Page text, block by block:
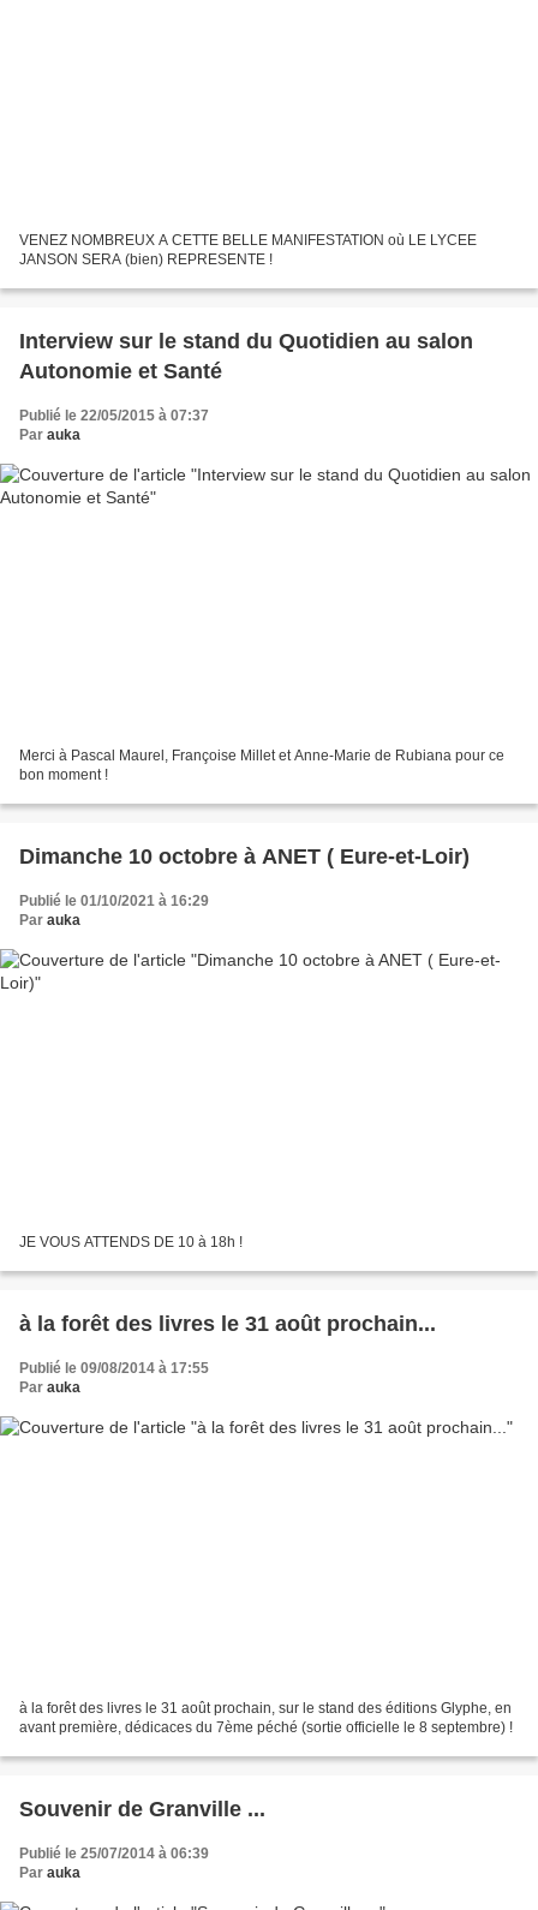
VENEZ NOMBREUX A CETTE BELLE MANIFESTATION où LE LYCEE
JANSON SERA (bien) REPRESENTE !
Interview sur le stand du Quotidien au salon
Autonomie et Santé
Publié le 22/05/2015 à 07:37
Par auka
Merci à Pascal Maurel, Françoise Millet et Anne-Marie de Rubiana pour ce
bon moment !
Dimanche 10 octobre à ANET ( Eure-et-Loir)
Publié le 01/10/2021 à 16:29
Par auka
JE VOUS ATTENDS DE 10 à 18h !
à la forêt des livres le 31 août prochain...
Publié le 09/08/2014 à 17:55
Par auka
à la forêt des livres le 31 août prochain, sur le stand des éditions Glyphe, en
avant première, dédicaces du 7ème péché (sortie officielle le 8 septembre) !
Souvenir de Granville ...
Publié le 25/07/2014 à 06:39
Par auka